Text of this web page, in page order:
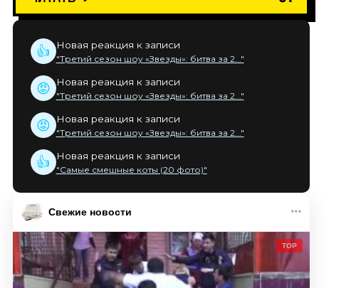
👍 Новая реакция к записи
"Третий сезон шоу «Звезды»: битва за 2..."
😡 Новая реакция к записи
"Третий сезон шоу «Звезды»: битва за 2..."
😡 Новая реакция к записи
"Третий сезон шоу «Звезды»: битва за 2..."
👍 Новая реакция к записи
"Самые смешные коты (20 фото)"
Свежие новости
TOP